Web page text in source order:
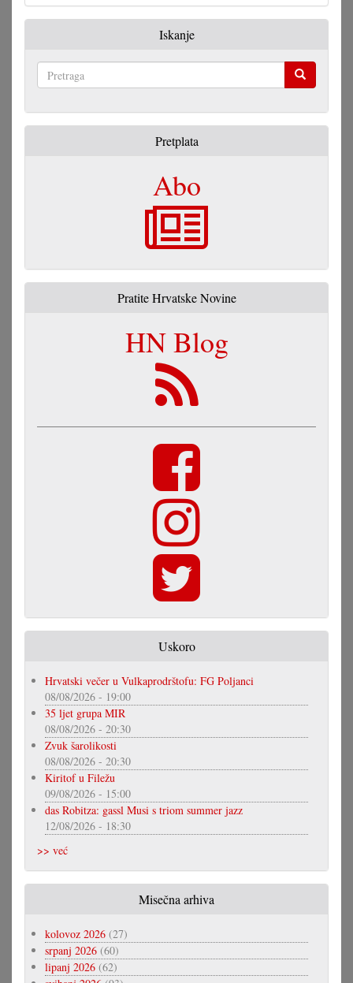
Iskanje
Pretplata
Abo
Pratite Hrvatske Novine
HN Blog
Uskoro
Hrvatski večer u Vulkaprodrštofu: FG Poljanci
08/08/2026 - 19:00
35 ljet grupa MIR
08/08/2026 - 20:30
Zvuk šarolikosti
08/08/2026 - 20:30
Kiritof u Filežu
09/08/2026 - 15:00
das Robitza: gassl Musi s triom summer jazz
12/08/2026 - 18:30
>> već
Misečna arhiva
kolovoz 2026 (27)
srpanj 2026 (60)
lipanj 2026 (62)